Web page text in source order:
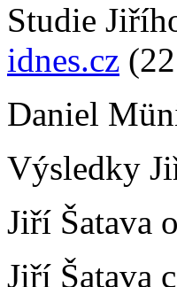
Studie
idnes.cz
Daniel
Výsledky
Jiří Šatava
Jiří Šatava